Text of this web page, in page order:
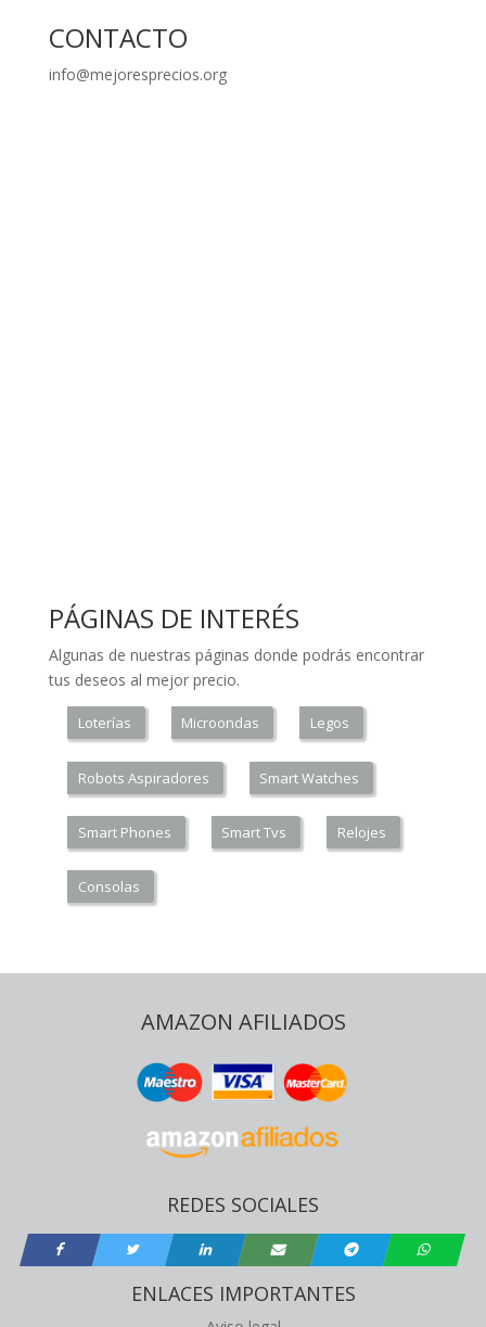
CONTACTO
info@mejoresprecios.org
PÁGINAS DE INTERÉS
Algunas de nuestras páginas donde podrás encontrar
tus deseos al mejor precio.
Loterías Microondas Legos
Robots Aspiradores Smart Watches
Smart Phones Smart Tvs Relojes
Consolas
AMAZON AFILIADOS
REDES SOCIALES
ENLACES IMPORTANTES